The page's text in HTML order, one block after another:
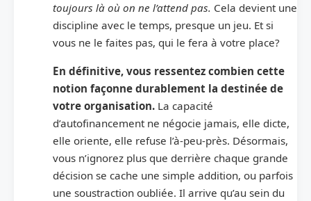
toujours là où on ne l’attend pas. Cela devient une
discipline avec le temps, presque un jeu. Et si
vous ne le faites pas, qui le fera à votre place?
En définitive, vous ressentez combien cette
notion façonne durablement la destinée de
votre organisation. La capacité
d’autofinancement ne négocie jamais, elle dicte,
elle oriente, elle refuse l’à-peu-près. Désormais,
vous n’ignorez plus que derrière chaque grande
décision se cache une simple addition, ou parfois
une soustraction oubliée. Il arrive qu’au sein du